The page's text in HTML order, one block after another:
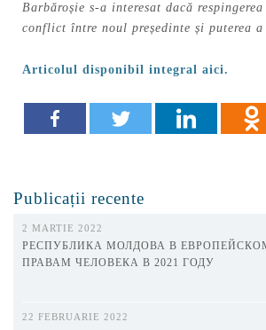
Barbăroșie s-a interesat dacă
conflict între noul președinte și puterea a
Articolul disponibil integral aici.
Publicații recente
2 MARTIE 2022
РЕСПУБЛИКА МОЛДОВА В
ПРАВАМ ЧЕЛОВЕКА В 2021 ГОДУ
22 FEBRUARIE 2022